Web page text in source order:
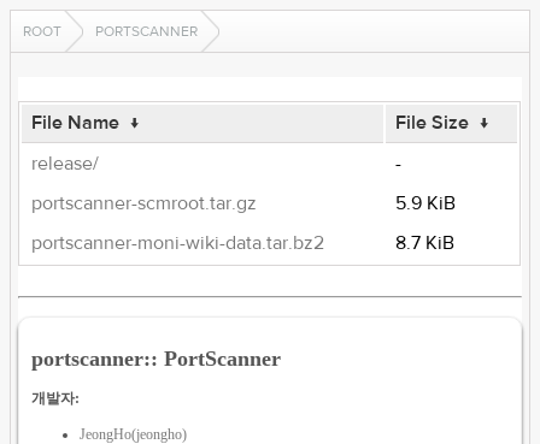
ROOT PORTSCANNER
File Name ↓ File Size ↓
release/
-
portscanner-scmroot.tar.gz
5.9 KiB
portscanner-moni-wiki-data.tar.bz2
8.7 KiB
portscanner:: PortScanner
개발자:
JeongHo(jeongho)